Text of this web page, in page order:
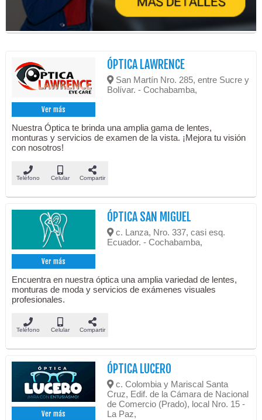
Ver más
ÓPTICA LAWRENCE
San Martín Nro. 285, entre Sucre y
Bolívar. - Cochabamba,
Nuestra Óptica te brinda una amplia gama de lentes,
monturas y servicios de examen de la vista. ¡Mejora tu visión
con nosotros!
Teléfono Celular Compartir
Ver más
ÓPTICA SAN MIGUEL
c. Lanza, Nro. 337, casi esq.
Ecuador. - Cochabamba,
Encuentra en nuestra óptica una amplia variedad de lentes,
monturas de moda y servicios de exámenes visuales
profesionales.
Teléfono Celular Compartir
Ver más
ÓPTICA LUCERO
c. Colombia y Mariscal Santa
Cruz, Edif. de la Cámara de Nacional
de Comercio (Prado), local Nro. 15 -
La Paz,